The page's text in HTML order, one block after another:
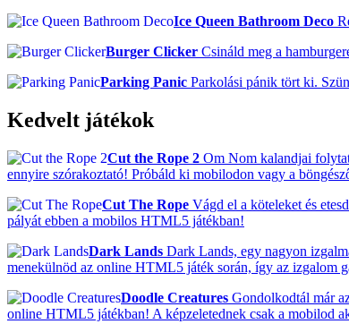
Ice Queen Bathroom Deco
Burger Clicker Csináld meg a
Parking Panic Parkolási pánik tört ki.
Kedvelt játékok
Cut the Rope 2 Om Nom kalandjai
ennyire szórakoztató! Próbáld ki mobilodon vagy a
Cut The Rope Vágd el a köteleket és
pályát ebben a mobilos HTML5 játékban!
Dark Lands Dark Lands, egy nagyon
menekülnöd az online HTML5 játék során, így az izgalom
Doodle Creatures Gondolkodtál már
online HTML5 játékban! A képzeletednek csak a mobilod